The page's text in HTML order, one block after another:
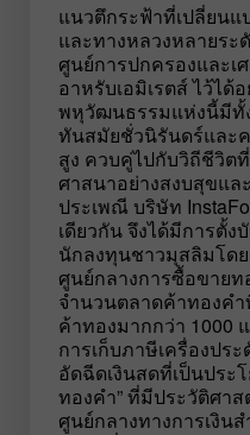
แนวตึกระฟ้าที่เปลี่ยน
และทางหลวงหลายร
ศูนย์การปกครองและ
อาหรับเอมิเรตส์ ไว้ไ
พหุวัฒนธรรมแห่งนี้มีทั้
ทันสมัยชั่วนิรันดร์และ
สูง ควบคู่ไปกับวิถีชีวิต
ศาสนาอย่างสงบสุขแ
ประเพณี บริษัท
เดียวกัน จึงได้มีการตั้
นักลงทุนชาวมุสลิมโด
ศูนย์กลางการซื้อขาย
จำนวนตลาดค้าทองค
ค้าทองมากกว่า 1000
การเก็บภาษีเครื่องปร
อัดฉีดเงินสดที่เป็นประ
ทองคำ” ที่มีประวัติศา
ศูนย์กลางทางการเงิน